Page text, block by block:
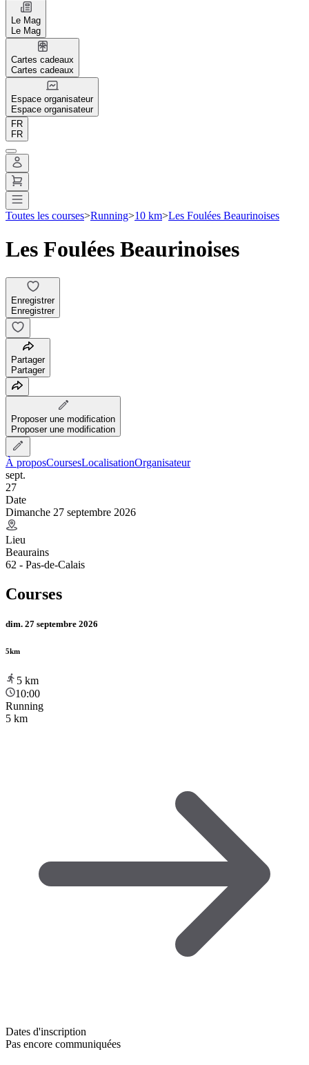
Le Mag
Le Mag
Cartes cadeaux
Cartes cadeaux
Espace organisateur
Espace organisateur
FR
FR
Toutes les courses>Running>10 km>Les Foulées Beaurinoises
Les Foulées Beaurinoises
Enregistrer
Enregistrer
Partager
Partager
Proposer une modification
Proposer une modification
À proposCoursesLocalisationOrganisateur
sept.
27
Date
Dimanche 27 septembre 2026
Lieu
Beaurains
62 - Pas-de-Calais
Courses
dim. 27 septembre 2026
5km
5 km
10:00
Running
5 km
Dates d'inscription
Pas encore communiquées